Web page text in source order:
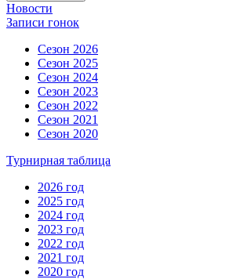
Новости
Записи гонок
Сезон 2026
Сезон 2025
Сезон 2024
Сезон 2023
Сезон 2022
Сезон 2021
Сезон 2020
Турнирная таблица
2026 год
2025 год
2024 год
2023 год
2022 год
2021 год
2020 год